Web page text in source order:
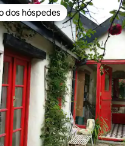
preferidos dos
dos hóspedes